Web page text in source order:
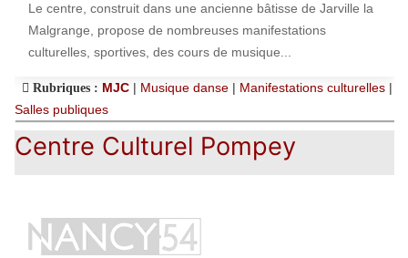
Le centre, construit dans une ancienne bâtisse de Jarville la
Malgrange, propose de nombreuses manifestations
culturelles, sportives, des cours de musique...
Rubriques : MJC | Musique danse | Manifestations culturelles |
Salles publiques
Centre Culturel Pompey